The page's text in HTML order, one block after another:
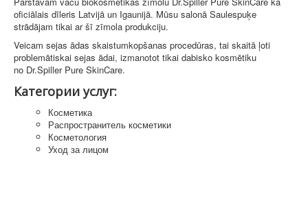
oficiālais dīleris Latvijā un Igaunijā. Mūsu salonā Saulespuķe
strādājam tikai ar šī zīmola produkciju.
Veicam sejas ādas skaistumkopšanas procedūras, tai skaitā ļoti
problemātiskai sejas ādai, izmanotot tikai dabisko kosmētiku
no Dr.Spiller Pure SkinCare.
Категории услуг:
Косметика
Распространитель косметики
Косметология
Уход за лицом